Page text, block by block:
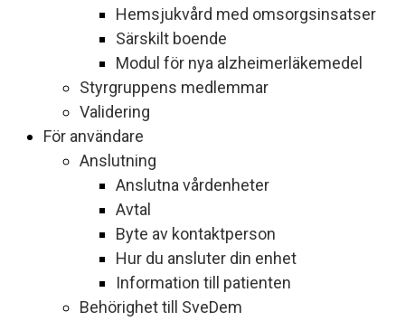
Hemsjukvård med omsorgsinsatser
Särskilt boende
Modul för nya alzheimerläkemedel
Styrgruppens medlemmar
Validering
För användare
Anslutning
Anslutna vårdenheter
Avtal
Byte av kontaktperson
Hur du ansluter din enhet
Information till patienten
Behörighet till SveDem